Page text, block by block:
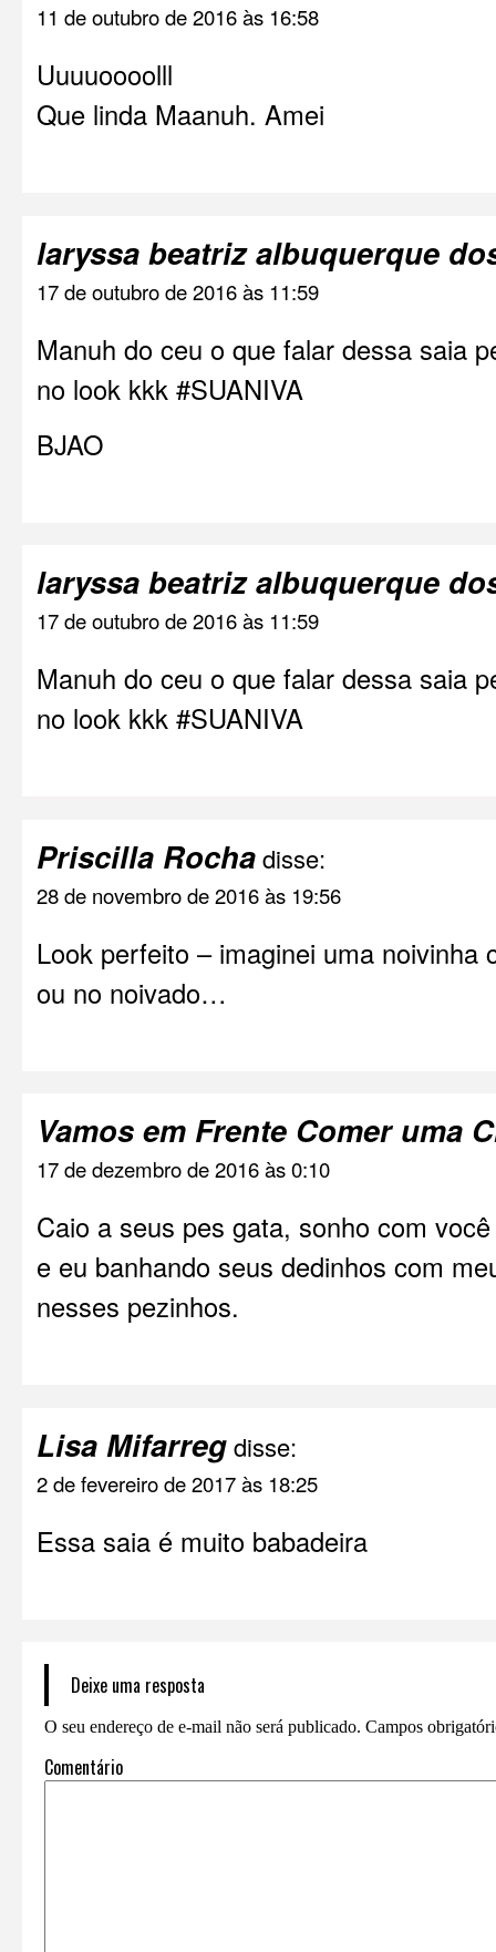
11 de outubro de 2016 às 16:58
Uuuuoooolll
Que linda Maanuh. Amei
laryssa beatriz albuquerque
17 de outubro de 2016 às 11:59
Manuh do ceu o que falar dessa saia
no look kkk #SUANIVA
BJAO
laryssa beatriz albuquerque
17 de outubro de 2016 às 11:59
Manuh do ceu o que falar dessa saia
no look kkk #SUANIVA
Priscilla Rochadisse:
28 de novembro de 2016 às 19:56
Look perfeito – imaginei uma noivinha
ou no noivado…
Vamos em Frente Comer uma
17 de dezembro de 2016 às 0:10
Caio a seus pes gata, sonho com
e eu banhando seus dedinhos com
nesses pezinhos.
Lisa Mifarregdisse:
2 de fevereiro de 2017 às 18:25
Essa saia é muito babadeira
Deixe uma resposta
O seu endereço de e-mail não será publicado. Campos
Comentário